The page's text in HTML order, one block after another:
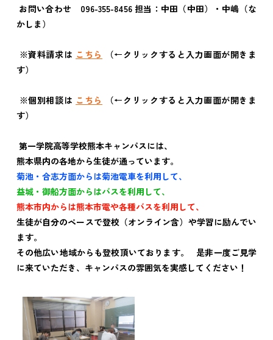
お問い合わせ 096-355-8456 担当：中田（中田）・中嶋（な
かしま）
※資料請求は こちら
（←クリックすると入力画面が開きま
す）
※個別相談は こちら
（←クリックすると入力画面が開きま
す）
第一学院高等学校熊本キャンパスには、
熊本県内の各地から生徒が通っています。
菊池・合志方面からは菊池電車を利用して、
益城・御船方面からはバスを利用して、
熊本市内からは熊本市電や各種バスを利用して、
生徒が自分のペースで登校（オンライン含）や学習に励んでい
ます。
その他広い地域からも登校頂いております。 是非一度ご見学
に来ていただき、キャンパスの雰囲気を実感してください！